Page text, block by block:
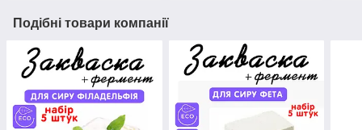
Подібні товари компанії